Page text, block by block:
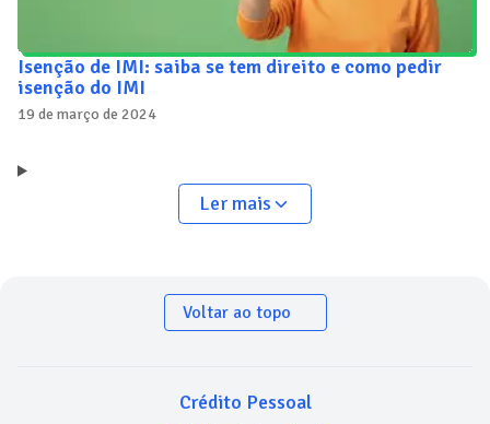
Isenção de IMI: saiba se tem direito e como pedir
isenção do IMI
19 de março de 2024
Ler mais
Voltar ao topo
Crédito Pessoal